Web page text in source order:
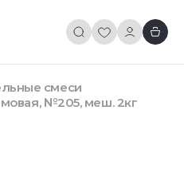
смеси
№205, меш. 2кг